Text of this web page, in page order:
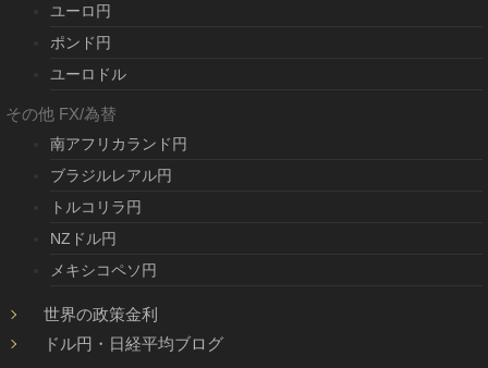
ユーロ円
ポンド円
ユーロドル
その他 FX/為替
南アフリカランド円
ブラジルレアル円
トルコリラ円
NZドル円
メキシコペソ円
世界の政策金利
ドル円・日経平均ブログ